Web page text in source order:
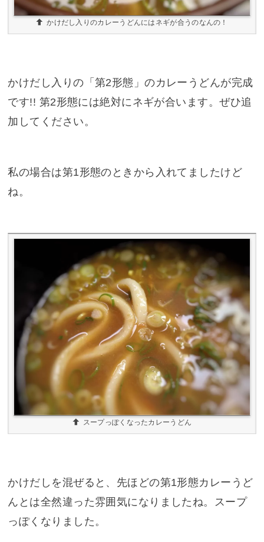
かけだし入りのカレーうどんにはネギが合うのなんの！
かけだし入りの「第2形態」のカレーうどんが完成
です!! 第2形態には絶対にネギが合います。ぜひ追
加してください。
私の場合は第1形態のときから入れてましたけど
ね。
スープっぽくなったカレーうどん
かけだしを混ぜると、先ほどの第1形態カレーうど
んとは全然違った雰囲気になりましたね。スープ
っぽくなりました。